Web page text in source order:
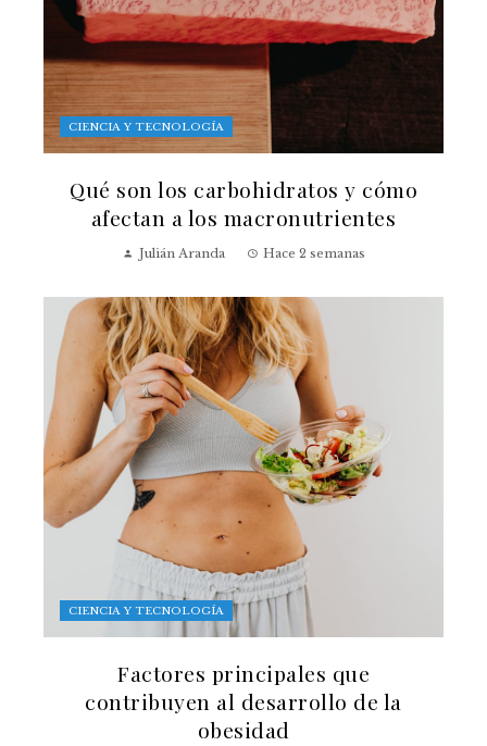
CIENCIA Y TECNOLOGÍA
Qué son los carbohidratos y cómo
afectan a los macronutrientes
Julián Aranda Hace 2 semanas
CIENCIA Y TECNOLOGÍA
Factores principales que
contribuyen al desarrollo de la
obesidad